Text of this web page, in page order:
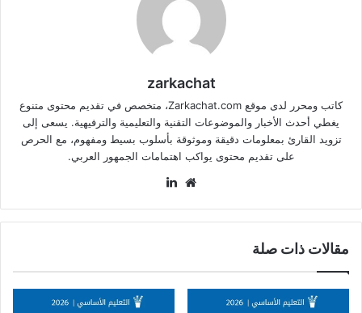
zarkachat
كاتب ومحرر لدى موقع Zarkachat.com، متخصص في تقديم محتوى متنوع
يغطي أحدث الأخبار والموضوعات التقنية والتعليمية والترفيهية. يسعى إلى
تزويد القارئ بمعلومات دقيقة وموثوقة بأسلوب بسيط ومفهوم، مع الحرص
على تقديم محتوى يواكب اهتمامات الجمهور العربي.
موقع
مقالات ذات صلة